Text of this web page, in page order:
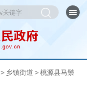
> 乡镇街道 > 桃源县马鬃